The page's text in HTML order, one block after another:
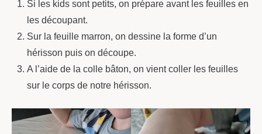
Si les kids sont petits, on prépare avant les feuilles en
les découpant.
Sur la feuille marron, on dessine la forme d’un
hérisson puis on découpe.
A l’aide de la colle bâton, on vient coller les feuilles
sur le corps de notre hérisson.